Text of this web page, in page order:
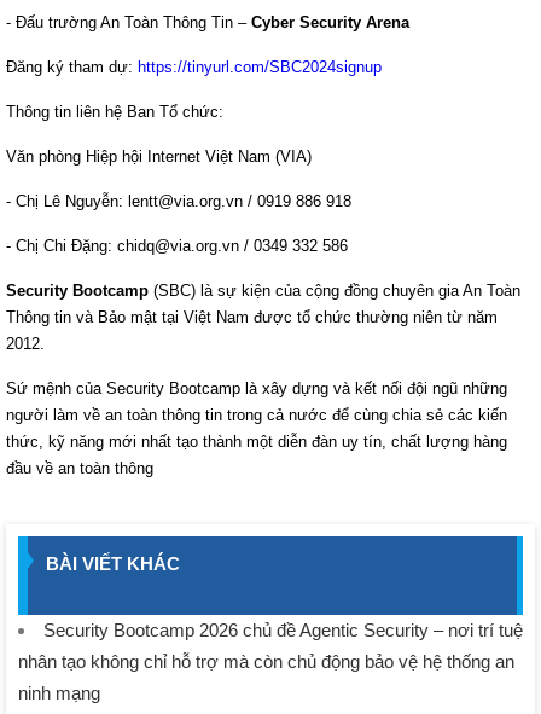
- Đấu trường An Toàn Thông Tin – Cyber Security Arena
Đăng ký tham dự: https://tinyurl.com/SBC2024signup
Thông tin liên hệ Ban Tổ chức:
Văn phòng Hiệp hội Internet Việt Nam (VIA)
- Chị Lê Nguyễn: lentt@via.org.vn / 0919 886 918
- Chị Chi Đặng: chidq@via.org.vn / 0349 332 586
Security Bootcamp (SBC) là sự kiện của cộng đồng chuyên gia An Toàn
Thông tin và Bảo mật tại Việt Nam được tổ chức thường niên từ năm
2012.
Sứ mệnh của Security Bootcamp là xây dựng và kết nối đội ngũ những
người làm về an toàn thông tin trong cả nước để cùng chia sẻ các kiến
thức, kỹ năng mới nhất tạo thành một diễn đàn uy tín, chất lượng hàng
đầu về an toàn thông
BÀI VIẾT KHÁC
Security Bootcamp 2026 chủ đề Agentic Security – nơi trí tuệ
nhân tạo không chỉ hỗ trợ mà còn chủ động bảo vệ hệ thống an
ninh mạng